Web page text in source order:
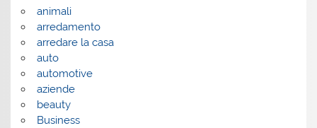
animali
arredamento
arredare la casa
auto
automotive
aziende
beauty
Business